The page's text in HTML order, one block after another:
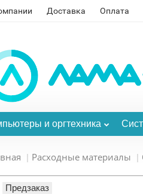
Доставка Оплата
и оргтехника
Расходные материалы
Предзаказ